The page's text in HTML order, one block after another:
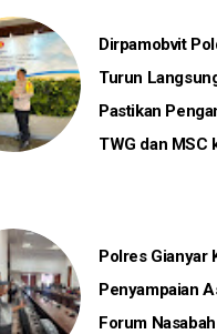
Dirpamobvit
Turun
Pastikan
TWG dan MSC
Polres Gianyar
Penyampaian
Forum